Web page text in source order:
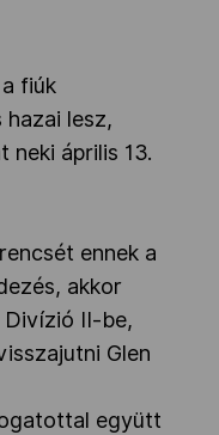
fiúk
lesz,
neki április 13.
ennek a
akkor
Divízió II-be,
Glen
együtt